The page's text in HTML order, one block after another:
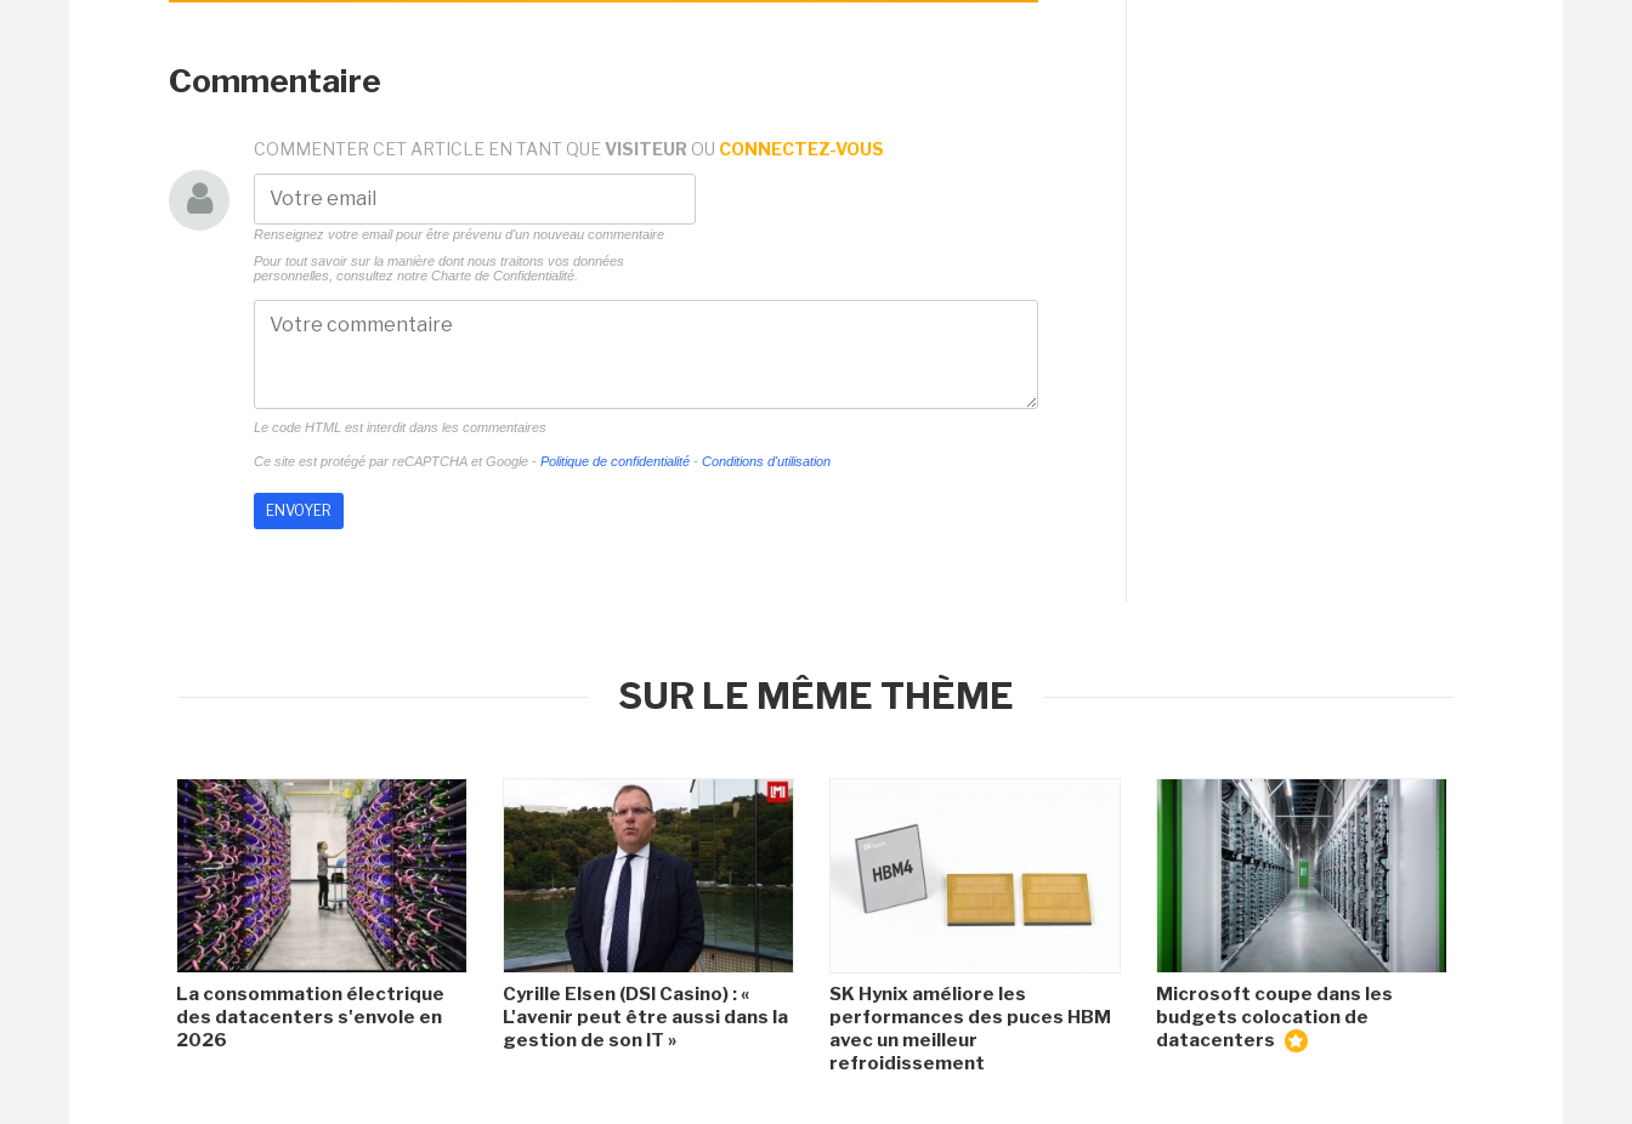
Commentaire
COMMENTER CET ARTICLE EN TANT QUE VISITEUR OU CONNECTEZ-VOUS
Renseignez votre email pour être prévenu d'un nouveau commentaire
Pour tout savoir sur la manière dont nous traitons vos données
personnelles, consultez notre Charte de Confidentialité.
Le code HTML est interdit dans les commentaires
Ce site est protégé par reCAPTCHA et Google - Politique de confidentialité - Conditions d'utilisation
SUR LE MÊME THÈME
La consommation électrique
des datacenters s'envole en
2026
Cyrille Elsen (DSI Casino) : «
L'avenir peut être aussi dans la
gestion de son IT »
SK Hynix améliore les
performances des puces HBM
avec un meilleur
refroidissement
Microsoft coupe dans les
budgets colocation de
datacenters